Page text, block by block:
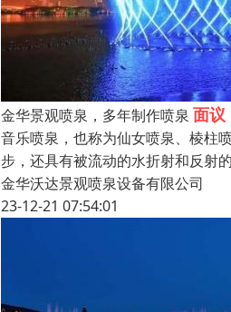
金华景观喷泉，多年制作喷泉 面议
音乐喷泉，也称为仙女喷泉、棱柱
步，还具有被流动的水折射和反射
金华沃达景观喷泉设备有限公司
23-12-21 07:54:01